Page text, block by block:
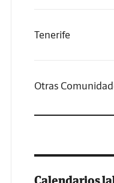
Tenerife
Otras